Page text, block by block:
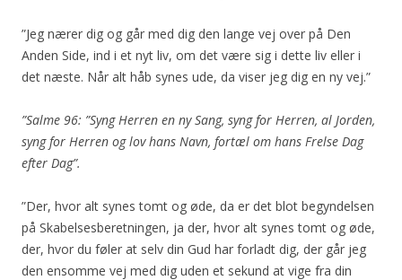
”Jeg nærer dig og går med dig den lange vej over på Den
Anden Side, ind i et nyt liv, om det være sig i dette liv eller i
det næste. Når alt håb synes ude, da viser jeg dig en ny vej.”
”Salme 96: ”Syng Herren en ny Sang, syng for Herren, al Jorden,
syng for Herren og lov hans Navn, fortæl om hans Frelse Dag
efter Dag”.
”Der, hvor alt synes tomt og øde, da er det blot begyndelsen
på Skabelsesberetningen, ja der, hvor alt synes tomt og øde,
der, hvor du føler at selv din Gud har forladt dig, der går jeg
den ensomme vej med dig uden et sekund at vige fra din